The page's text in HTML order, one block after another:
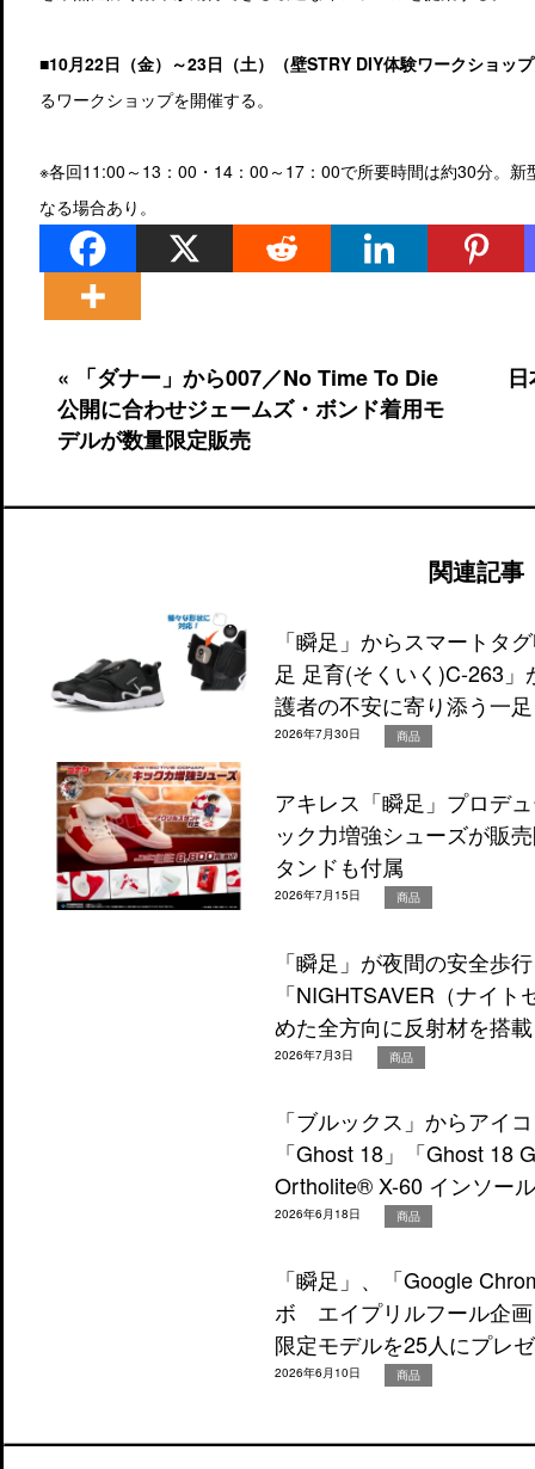
■10月22日（金）～23日（土）（壁STRY DIY体験ワークショッ
るワークショップを開催する。
※各回11:00～13：00・14：00～17：00で所要時間は約30分。
なる場合あり。
« 「ダナー」から007／No Time To Die
公開に合わせジェームズ・ボンド着用モ
デルが数量限定販売
関連記事
「瞬足」からスマートタ
足 足育(そくいく)C-263
護者の不安に寄り添う一足
2026年7月30日 商品
アキレス「瞬足」プロデ
ック力増強シューズが販
タンドも付属
2026年7月15日 商品
「瞬足」が夜間の安全歩
「NIGHTSAVER（ナイ
めた全方向に反射材を搭載
2026年7月3日 商品
「ブルックス」からアイ
「Ghost 18」「Ghost
Ortholite® X-60 インソー
2026年6月18日 商品
「瞬足」、「Google
ボ エイプリルフール企
限定モデルを25人にプレ
2026年6月10日 商品